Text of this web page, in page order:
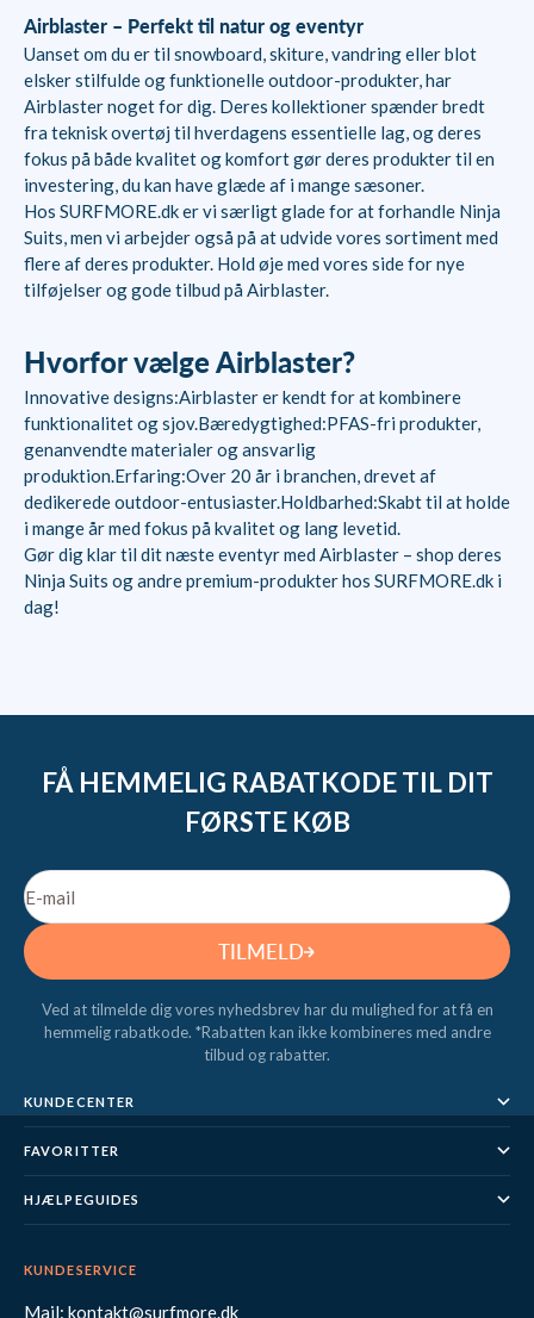
Airblaster – Perfekt til natur og eventyr
Uanset om du er til snowboard, skiture, vandring eller blot
elsker stilfulde og funktionelle outdoor-produkter, har
Airblaster noget for dig. Deres kollektioner spænder bredt
fra teknisk overtøj til hverdagens essentielle lag, og deres
fokus på både kvalitet og komfort gør deres produkter til en
investering, du kan have glæde af i mange sæsoner.
Hos SURFMORE.dk er vi særligt glade for at forhandle Ninja
Suits, men vi arbejder også på at udvide vores sortiment med
flere af deres produkter. Hold øje med vores side for nye
tilføjelser og gode tilbud på Airblaster.
Hvorfor vælge Airblaster?
Innovative designs:Airblaster er kendt for at kombinere
funktionalitet og sjov.Bæredygtighed:PFAS-fri produkter,
genanvendte materialer og ansvarlig
produktion.Erfaring:Over 20 år i branchen, drevet af
dedikerede outdoor-entusiaster.Holdbarhed:Skabt til at holde
i mange år med fokus på kvalitet og lang levetid.
Gør dig klar til dit næste eventyr med Airblaster – shop deres
Ninja Suits og andre premium-produkter hos SURFMORE.dk i
dag!
FÅ HEMMELIG RABATKODE TIL DIT
FØRSTE KØB
E-mail
TILMELD
Ved at tilmelde dig vores nyhedsbrev har du mulighed for at få en
hemmelig rabatkode. *Rabatten kan ikke kombineres med andre
tilbud og rabatter.
KUNDECENTER
FAVORITTER
HJÆLPEGUIDES
KUNDESERVICE
Mail: kontakt@surfmore.dk